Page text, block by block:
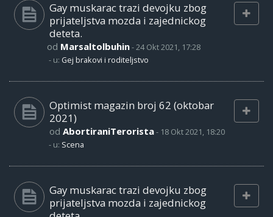
Gay muskarac trazi devojku zbog
prijateljstva mozda i zajednickog
deteta.
od Marsaltolbuhin-24 Okt 2021, 17:28
- u: Gej brakovi i roditeljstvo
Optimist magazin broj 62 (oktobar
2021)
od AbortiraniTerorista- 18 Okt 2021, 18:20
- u: Scena
Gay muskarac trazi devojku zbog
prijateljstva mozda i zajednickog